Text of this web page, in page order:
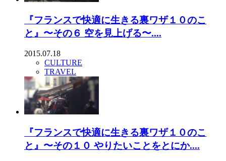
『フランスで快適に生きる裏ワザ１０のこ
と』〜その６ 空を見上げる〜....
2015.07.18
CULTURE
TRAVEL
『フランスで快適に生きる裏ワザ１０のこ
と』〜その１０ やりたいことをとにか....